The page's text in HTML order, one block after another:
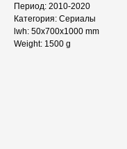
Период: 2010-2020
Категория: Сериалы
lwh: 50x700x1000 mm
Weight: 1500 g